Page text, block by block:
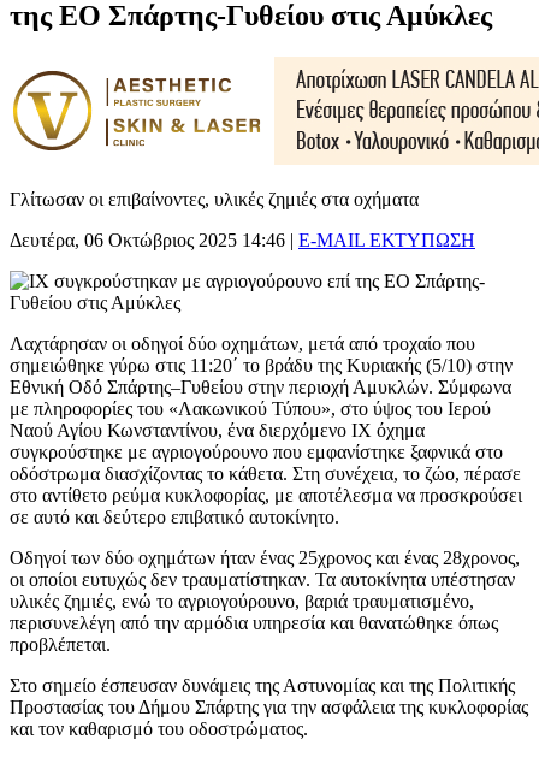
της ΕΟ Σπάρτης-Γυθείου στις Αμύκλες
Γλίτωσαν οι επιβαίνοντες, υλικές ζημιές στα οχήματα
Δευτέρα, 06 Οκτώβριος 2025 14:46 | E-MAIL ΕΚΤΥΠΩΣΗ
Λαχτάρησαν οι οδηγοί δύο οχημάτων, μετά από τροχαίο που
σημειώθηκε γύρω στις 11:20΄ το βράδυ της Κυριακής (5/10) στην
Εθνική Οδό Σπάρτης–Γυθείου στην περιοχή Αμυκλών. Σύμφωνα
με πληροφορίες του «Λακωνικού Τύπου», στο ύψος του Ιερού
Ναού Αγίου Κωνσταντίνου, ένα διερχόμενο ΙΧ όχημα
συγκρούστηκε με αγριογούρουνο που εμφανίστηκε ξαφνικά στο
οδόστρωμα διασχίζοντας το κάθετα. Στη συνέχεια, το ζώο, πέρασε
στο αντίθετο ρεύμα κυκλοφορίας, με αποτέλεσμα να προσκρούσει
σε αυτό και δεύτερο επιβατικό αυτοκίνητο.
Οδηγοί των δύο οχημάτων ήταν ένας 25χρονος και ένας 28χρονος,
οι οποίοι ευτυχώς δεν τραυματίστηκαν. Τα αυτοκίνητα υπέστησαν
υλικές ζημιές, ενώ το αγριογούρουνο, βαριά τραυματισμένο,
περισυνελέγη από την αρμόδια υπηρεσία και θανατώθηκε όπως
προβλέπεται.
Στο σημείο έσπευσαν δυνάμεις της Αστυνομίας και της Πολιτικής
Προστασίας του Δήμου Σπάρτης για την ασφάλεια της κυκλοφορίας
και τον καθαρισμό του οδοστρώματος.